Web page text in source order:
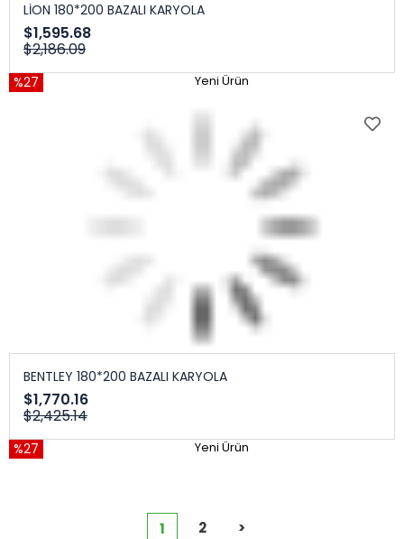
LİON 180*200 BAZALI KARYOLA
$1,595.68
$2,186.09
%27 Yeni Ürün
BENTLEY 180*200 BAZALI KARYOLA
$1,770.16
$2,425.14
%27 Yeni Ürün
1 2 >